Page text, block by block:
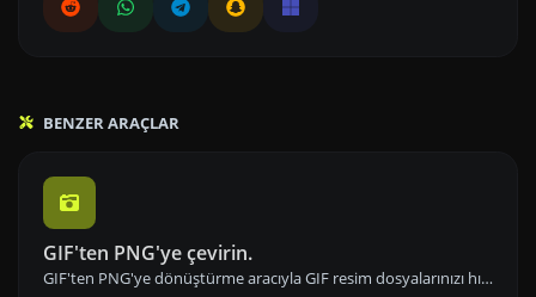
BENZER ARAÇLAR
GIF'ten PNG'ye çevirin.
GIF'ten PNG'ye dönüştürme aracıyla GIF resim dosyalarınızı hızlıca PNG formatına çevirin ve görüntü kalitesini artırın.